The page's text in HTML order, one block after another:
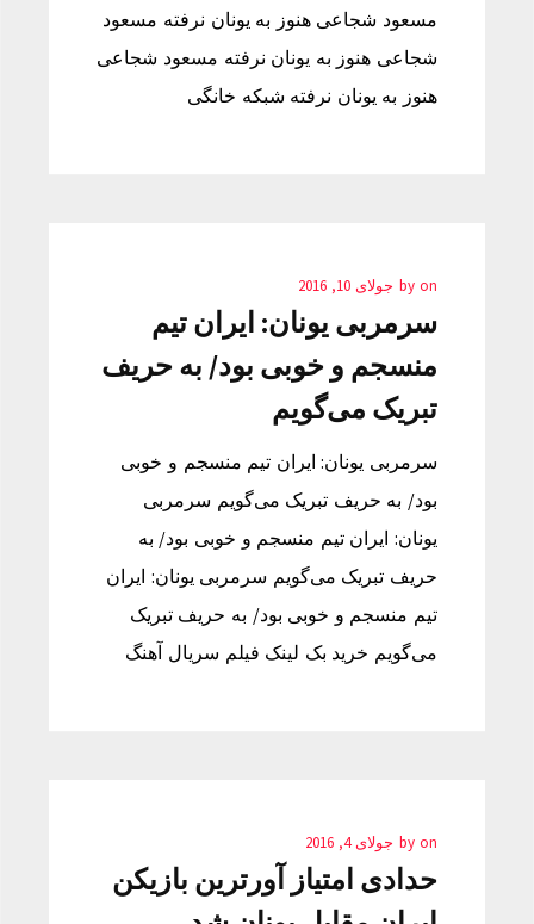
مسعود شجاعی هنوز به یونان نرفته مسعود
شجاعی هنوز به یونان نرفته مسعود شجاعی
هنوز به یونان نرفته شبکه خانگی
by on جولای 10, 2016
سرمربی یونان: ایران تیم
منسجم و خوبی بود/ به حریف
تبریک می‌گویم
سرمربی یونان: ایران تیم منسجم و خوبی
بود/ به حریف تبریک می‌گویم سرمربی
یونان: ایران تیم منسجم و خوبی بود/ به
حریف تبریک می‌گویم سرمربی یونان: ایران
تیم منسجم و خوبی بود/ به حریف تبریک
می‌گویم خرید بک لینک فیلم سریال آهنگ
by on جولای 4, 2016
حدادی امتیاز آورترین بازیکن